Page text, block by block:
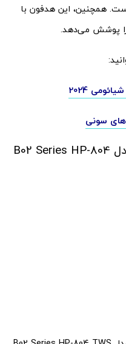
همچنین، این هدفون با
پوشش می‌دهد.
2024
سونی
هندزفری بلوتوثی مک‌دودو مدل B02 Series HP-804